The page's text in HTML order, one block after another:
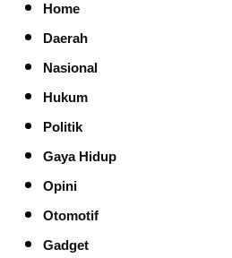
Home
Daerah
Nasional
Hukum
Politik
Gaya Hidup
Opini
Otomotif
Gadget